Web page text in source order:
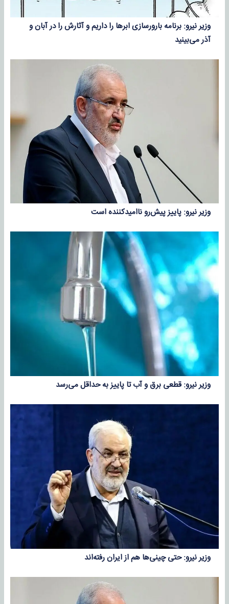
وزیر نیرو: برنامه بارورسازی ابرها را داریم و آثارش را در آبان و
آذر می‌بینید
وزیر نیرو: پاییز پیش‌رو ناامیدکننده است
وزیر نیرو: قطعی برق و آب تا پاییز به حداقل می‌رسد
وزیر نیرو: حتی چینی‌ها هم از ایران رفته‌اند